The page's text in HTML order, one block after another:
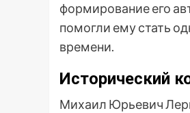
формирование его
помогли ему стать
времени.
Исторический
Михаил Юрьевич